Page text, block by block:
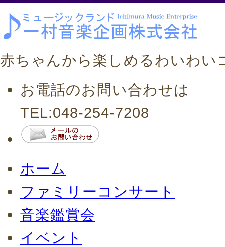
赤ちゃんから楽しめるわいわ
お電話のお問い合わせは
TEL:048-254-7208
ホーム
ファミリーコンサート
音楽鑑賞会
イベント